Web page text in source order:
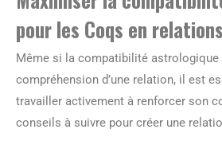
pour les Coqs en relations
Même si la compatibilité
compréhension d’une relation, il est
travailler activement à renforcer son
conseils à suivre pour créer une